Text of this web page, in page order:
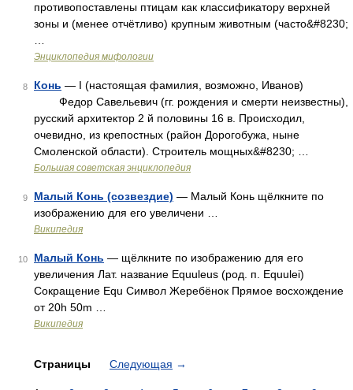
противопоставлены птицам как классификатору верхней
зоны и (менее отчётливо) крупным животным (часто&#8230;
Энциклопедия мифологии
8 Конь — I (настоящая фамилия, возможно, Иванов)
Федор Савельевич (гг. рождения и смерти неизвестны),
русский архитектор 2 й половины 16 в. Происходил,
очевидно, из крепостных (район Дорогобужа, ныне
Смоленской области). Строитель мощных&#8230; …
Большая советская энциклопедия
9 Малый Конь (созвездие) — Малый Конь щёлкните по
изображению для его увеличени …
Википедия
10 Малый Конь — щёлкните по изображению для его
увеличения Лат. название Equuleus (род. п. Equulei)
Сокращение Equ Символ Жеребёнок Прямое восхождение
от 20h 50m …
Википедия
Страницы Следующая →